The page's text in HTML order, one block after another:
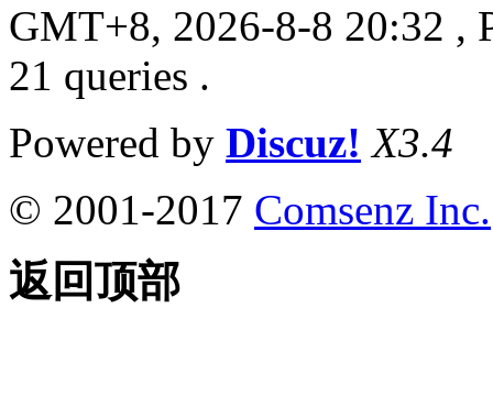
GMT+8, 2026-8-8 20:32 ,
21 queries .
Powered by Discuz! X3.4
© 2001-2017 Comsenz Inc.
返回顶部